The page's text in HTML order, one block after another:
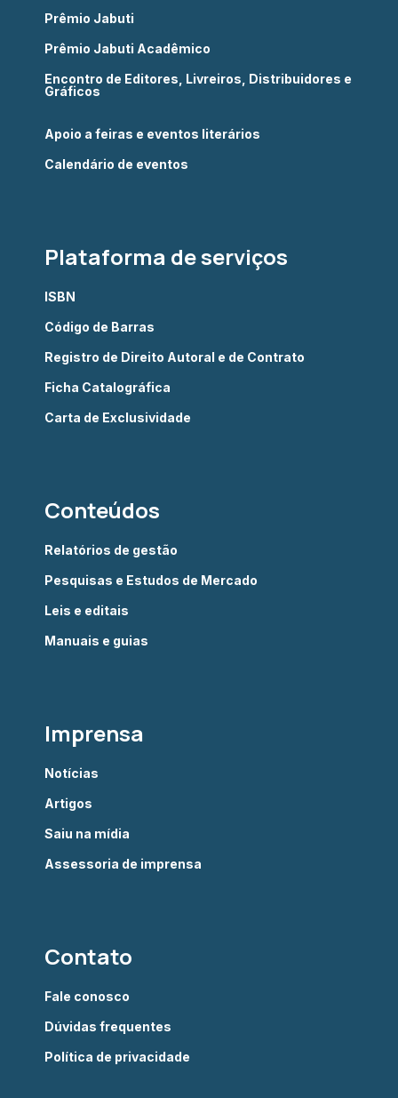
Prêmio Jabuti
Prêmio Jabuti Acadêmico
Encontro de Editores, Livreiros, Distribuidores e
Gráficos
Apoio a feiras e eventos literários
Calendário de eventos
Plataforma de serviços
ISBN
Código de Barras
Registro de Direito Autoral e de Contrato
Ficha Catalográfica
Carta de Exclusividade
Conteúdos
Relatórios de gestão
Pesquisas e Estudos de Mercado
Leis e editais
Manuais e guias
Imprensa
Notícias
Artigos
Saiu na mídia
Assessoria de imprensa
Contato
Fale conosco
Dúvidas frequentes
Política de privacidade